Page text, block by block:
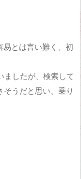
易とは言い難く、初
したが、検索して
うだと思い、乗り